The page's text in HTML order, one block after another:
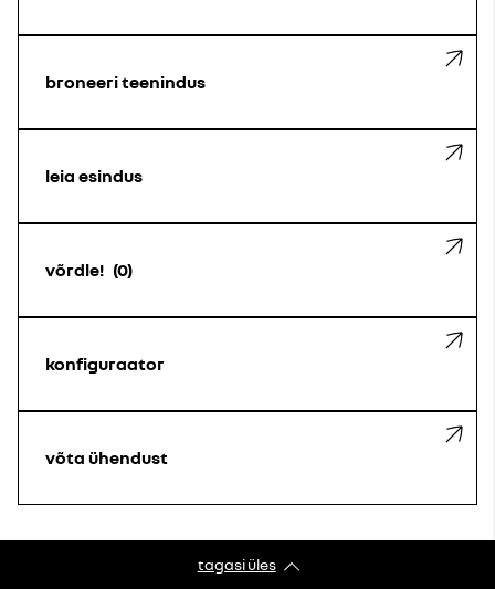
broneeri teenindus
leia esindus
võrdle! 0
konfiguraator
võta ühendust
tagasi üles